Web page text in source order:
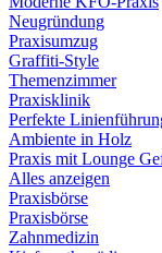
Neugründung
Praxisumzug
Graffiti-Style
Themenzimmer
Praxisklinik
Perfekte
Ambiente in Holz
Praxis mit Lounge
Alles anzeigen
Praxisbörse
Praxisbörse
Zahnmedizin